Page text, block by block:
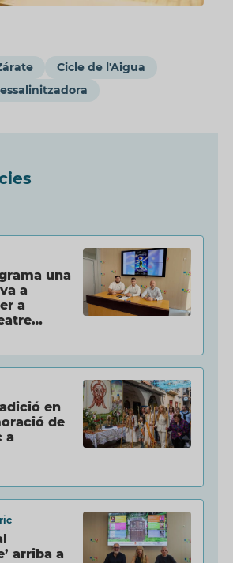
Cicle de l'Aigua
una
a
a
en
de
a
arriba a